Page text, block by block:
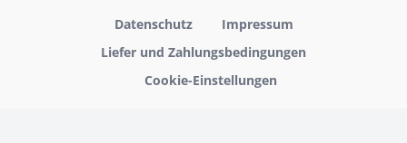
Datenschutz
Impressum
Liefer und Zahlungsbedingungen
Cookie-Einstellungen